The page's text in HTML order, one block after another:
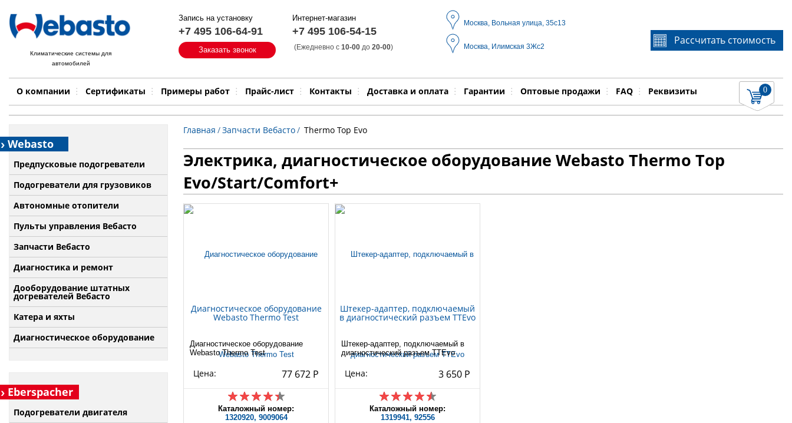
Климатические системы для
автомобилей
Запись на установку
+7 495 106-64-91
Заказать звонок
Интернет-магазин
+7 495 106-54-15
(Ежедневно с 10-00 до 20-00)
Москва, Вольная улица, 35с13
Москва, Илимская 3Жс2
Рассчитать стоимость
О компании Сертификаты Примеры работ Прайс-лист Контакты Доставка и оплата Гарантии Оптовые продажи FAQ Реквизиты 0
Быстрый поиск:
Если Вы не знаете идентификационный номер
запчасти, звоните по телефону+7 495 106-64-91, мы
Примеры работ Бренд Модель Выполняемые работы
Webasto
Предпусковые подогреватели
Подогреватели для грузовиков
Автономные отопители
Пульты управления Вебасто
Запчасти Вебасто
Диагностика и ремонт
Дооборудование штатных
догревателей Вебасто
Катера и яхты
Диагностическое оборудование
Eberspacher
Подогреватели двигателя
Главная /Запчасти Вебасто/ Thermo Top Evo
Электрика, диагностическое оборудование Webasto Thermo Top
Evo/Start/Comfort+
Диагностическое оборудование
Webasto Thermo Test
Диагностическое оборудование
Webasto Thermo Test
Цена: 77 672 Р
Каталожный номер:
1320920, 9009064
Штекер-адаптер, подключаемый
в диагностический разъем TTEvo
Штекер-адаптер, подключаемый в
диагностический разъем TTEvo
Цена: 3 650 Р
Каталожный номер:
1319941, 92556